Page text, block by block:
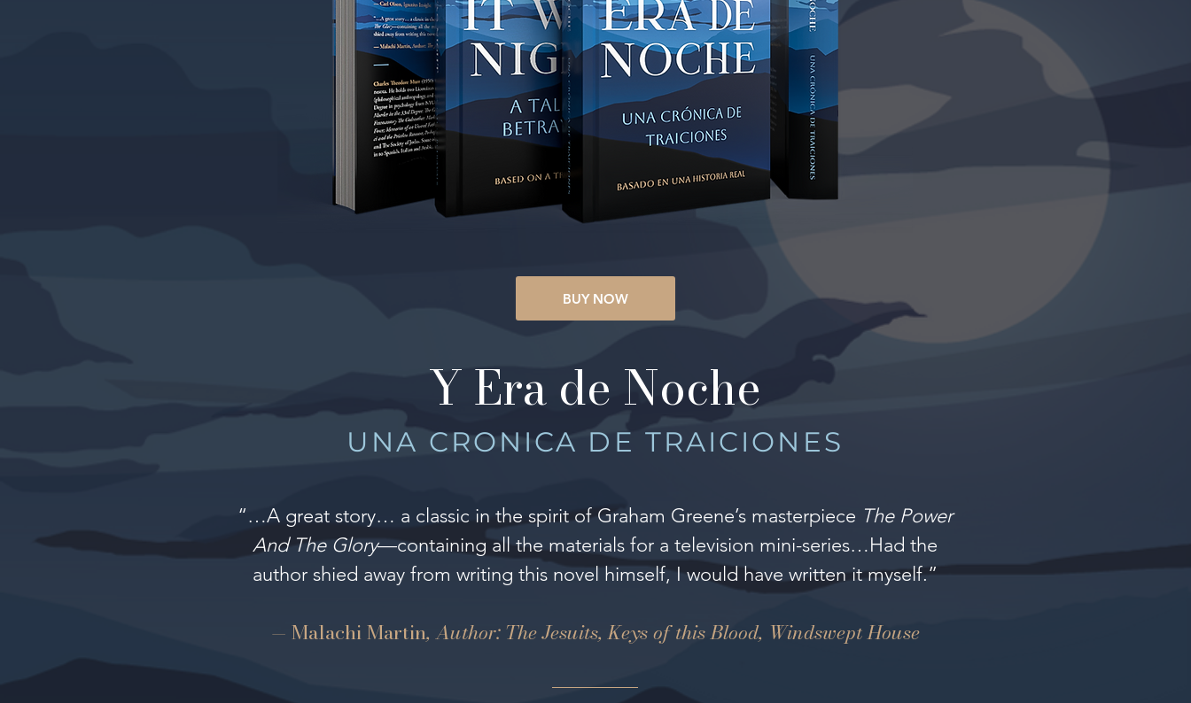
BUY NOW
Y Era de Noche
UNA CRONICA DE TRAICIONES
“…A great story… a classic in the spirit of Graham Greene’s masterpiece The Power
And The Glory—containing all the materials for a television mini-series…Had the
author shied away from writing this novel himself, I would have written it myself.”
— Malachi Martin, Author: The Jesuits, Keys of this Blood, Windswept House